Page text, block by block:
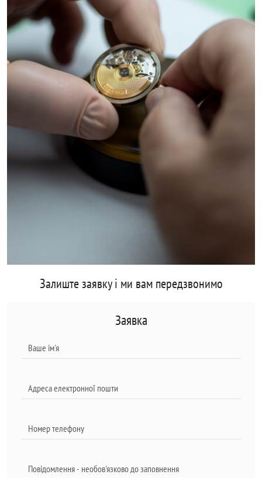
Залиште заявку і ми вам передзвонимо
Заявка